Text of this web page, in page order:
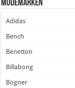
Modemarken
Adidas
Bench
Benetton
Billabong
Bogner